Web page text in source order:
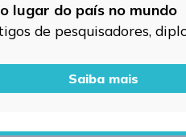
lugar do país no mundo
de pesquisadores,
Saiba mais